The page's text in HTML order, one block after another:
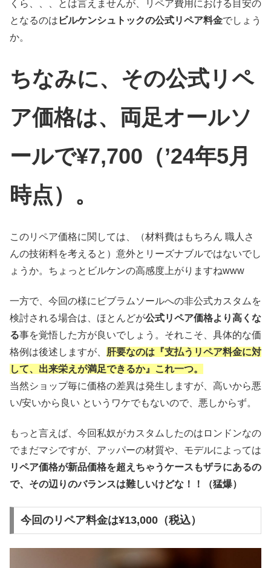
くら、、、とは言えませんが、リペア費用における目安の
となるのは ビルケンシュトックの公式リペア料金でしょう
か。
ちなみに、その公式リペ
ア価格は、両足オールソ
ールで¥7,700（’24年5月
時点）。
このリペア価格に関しては、（材料費はもちろん 職人さ
んの技術料を考えると）意外とリーズナブルではないでし
ょうか。ちょっとビルケンの高感度上がりますねwww
一方で、今回の様にビブラムソールへの非公式カスタムを
検討される場合は、ほとんどが公式リペア価格より高くな
る事を覚悟した方が良いでしょう。それこそ、具体的な価
格例は後述しますが、 肝要なのは『支払うリペア料金に対
して、出来栄えが満足できるか』これ一つ。
当然ショップ毎に価格の差異は発生しますが、高いから悪
い/安いから良い というワケでもないので、悪しからず。
もっと言えば、今回私奴がカスタムしたのはロンドンなの
でまだマシですが、アッパーの材質や、モデルによっては
リペア価格が新品価格を超えちゃうケースもザラにあるの
で、その辺りのバランスは難しいけどな！！（猛爆）
今回のリペア料金は¥13,000（税込）